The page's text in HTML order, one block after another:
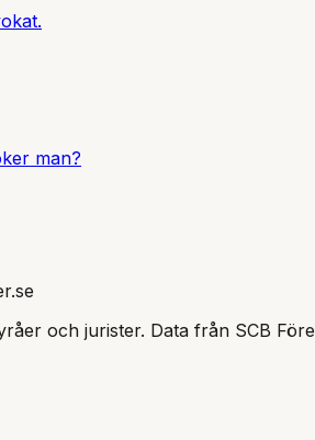
man?
och jurister. Data från SCB